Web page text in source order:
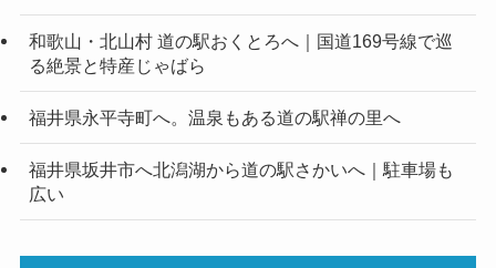
和歌山・北山村 道の駅おくとろへ｜国道169号線で巡
る絶景と特産じゃばら
福井県永平寺町へ。温泉もある道の駅禅の里へ
福井県坂井市へ北潟湖から道の駅さかいへ｜駐車場も
広い